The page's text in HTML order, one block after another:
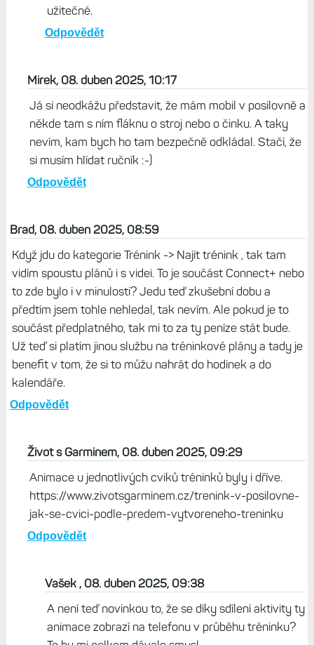
Život s Garminem, 08. duben 2025, 21:46
běžícího pásu i cyklo-trenažéru, nepotřebuje mít v
Mně osobně to dává smysl při jízdě na kole, kdy
nepotřebuju Edge na mobilu se zrcadlí hodinky. Ale
už to asi nebude umět navigaci atd. Až toto Garmin
ukáže, tak se o téhle funkci můžeme bavit jako o
užitečné.
Mirek, 08. duben 2025, 10:17
Já si neodkážu představit, že mám mobil v posilovně a
někde tam s ním fláknu o stroj nebo o činku. A taky
nevím, kam bych ho tam bezpečně odkládal. Stačí, že
si musím hlídat ručník :-)
Odpovědět
Brad, 08. duben 2025, 08:59
vidím spoustu plánů i s videi. To je součást Connect+ nebo
předtím jsem tohle nehledal, tak nevím. Ale pokud je to
součást předplatného, tak mi to za ty peníze stát bude.
Už teď si platím jinou službu na tréninkové plány a tady je
benefit v tom, že si to můžu nahrát do hodinek a do
Odpovědět
Život s Garminem, 08. duben 2025, 09:29